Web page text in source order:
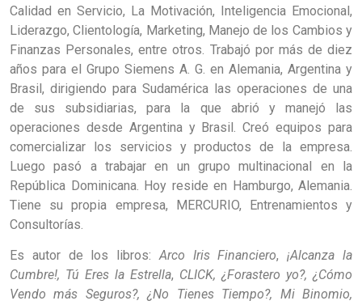
Calidad en Servicio, La Motivación, Inteligencia Emocional,
Liderazgo, Clientología, Marketing, Manejo de los Cambios y
Finanzas Personales, entre otros. Trabajó por más de diez
años para el Grupo Siemens A. G. en Alemania, Argentina y
Brasil, dirigiendo para Sudamérica las operaciones de una
de sus subsidiarias, para la que abrió y manejó las
operaciones desde Argentina y Brasil. Creó equipos para
comercializar los servicios y productos de la empresa.
Luego pasó a trabajar en un grupo multinacional en la
República Dominicana. Hoy reside en Hamburgo, Alemania.
Tiene su propia empresa, MERCURIO, Entrenamientos y
Consultorías.
Es autor de los libros:Arco Iris Financiero,¡Alcanza la
Cumbre!, Tú Eres la Estrella, CLICK, ¿Forastero yo?, ¿Cómo
Vendo más Seguros?, ¿No Tienes Tiempo?, Mi Binomio,